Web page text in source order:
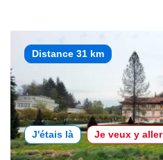
Distance 31 km
J'étais là Je veux y aller